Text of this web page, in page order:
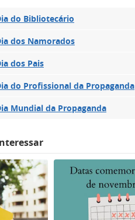
do Bibliotecário
dos Namorados
dos Pais
do Profissional da Propaganda
Mundial da Propaganda